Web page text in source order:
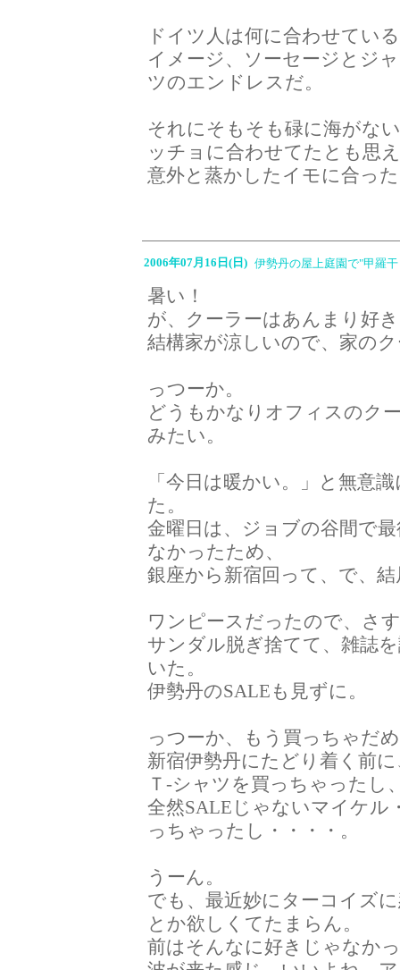
ドイツ人は何に合わせてい
イメージ、ソーセージとジ
ツのエンドレスだ。
それにそもそも碌に海がな
ッチョに合わせてたとも思
意外と蒸かしたイモに合っ
2006年07月16日(日) 伊勢丹の屋上庭園で"甲羅
暑い！
が、クーラーはあんまり好
結構家が涼しいので、家の
っつーか。
どうもかなりオフィスのク
みたい。
「今日は暖かい。」と無意
た。
金曜日は、ジョブの谷間で
なかったため、
銀座から新宿回って、で、
ワンピースだったので、さ
サンダル脱ぎ捨てて、雑誌
いた。
伊勢丹のSALEも見ずに。
っつーか、もう買っちゃだ
新宿伊勢丹にたどり着く前
Ｔ-シャツを買っちゃったし
全然SALEじゃないマイケル
っちゃったし・・・・。
うーん。
でも、最近妙にターコイズ
とか欲しくてたまらん。
前はそんなに好きじゃなか